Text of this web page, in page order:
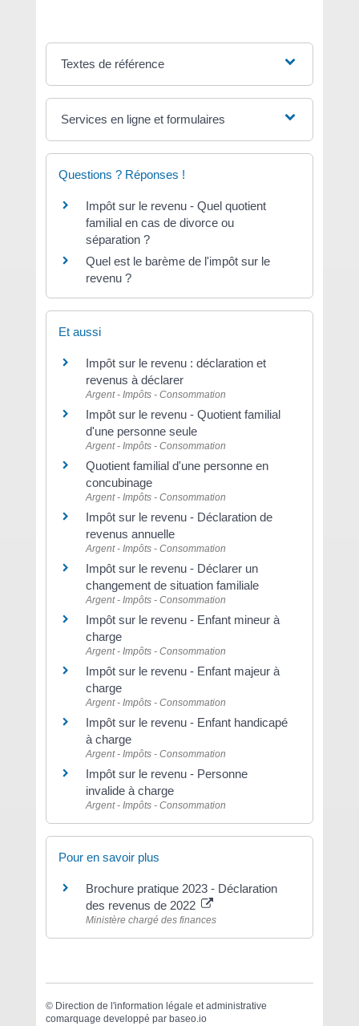
Textes de référence
Services en ligne et formulaires
Questions ? Réponses !
Impôt sur le revenu - Quel quotient
familial en cas de divorce ou
séparation ?
Quel est le barème de l'impôt sur le
revenu ?
Et aussi
Impôt sur le revenu : déclaration et
revenus à déclarer
Argent - Impôts - Consommation
Impôt sur le revenu - Quotient familial
d'une personne seule
Argent - Impôts - Consommation
Quotient familial d'une personne en
concubinage
Argent - Impôts - Consommation
Impôt sur le revenu - Déclaration de
revenus annuelle
Argent - Impôts - Consommation
Impôt sur le revenu - Déclarer un
changement de situation familiale
Argent - Impôts - Consommation
Impôt sur le revenu - Enfant mineur à
charge
Argent - Impôts - Consommation
Impôt sur le revenu - Enfant majeur à
charge
Argent - Impôts - Consommation
Impôt sur le revenu - Enfant handicapé
à charge
Argent - Impôts - Consommation
Impôt sur le revenu - Personne
invalide à charge
Argent - Impôts - Consommation
Pour en savoir plus
Brochure pratique 2023 - Déclaration
des revenus de 2022
Ministère chargé des finances
© Direction de l'information légale et administrative
comarquage developpé par baseo.io